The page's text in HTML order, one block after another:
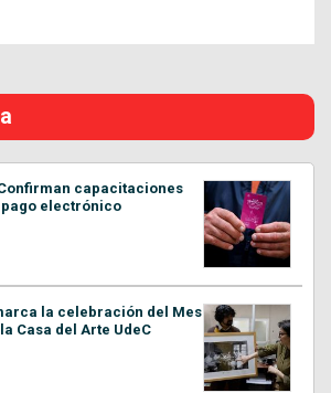
capacitaciones
electrónico
la celebración del Mes
Casa del Arte UdeC